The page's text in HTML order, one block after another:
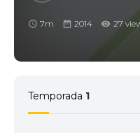
7m 2014 27
Temporada 1